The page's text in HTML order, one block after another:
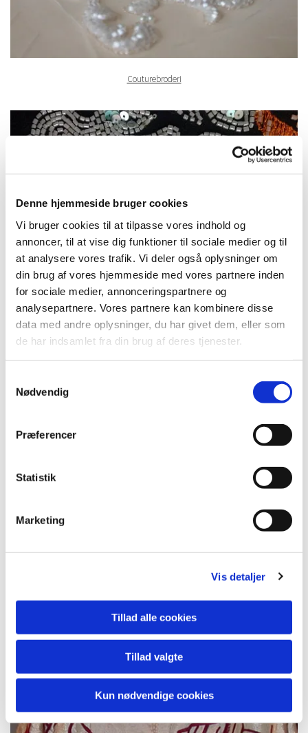
Denne hjemmeside bruger cookies
Vi bruger cookies til at tilpasse vores indhold og
annoncer, til at vise dig funktioner til sociale medier og til
at analysere vores trafik. Vi deler også oplysninger om
din brug af vores hjemmeside med vores partnere inden
for sociale medier, annonceringspartnere og
analysepartnere. Vores partnere kan kombinere disse
data med andre oplysninger, du har givet dem, eller som
de har indsamlet fra din brug af deres tjenester.
Nødvendig
Præferencer
Statistik
Marketing
Vis detaljer
Tillad alle cookies
Tillad valgte
Kun nødvendige cookies
Couturebroderi
Restaurering